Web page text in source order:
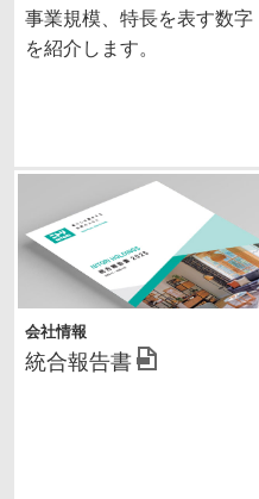
事業規模、特長を表す数字
を紹介します。
会社情報
統合報告書